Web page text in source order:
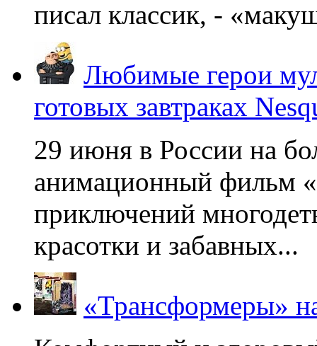
писал классик, -
Любимые герои
готовых завтраках
29 июня в России на
анимационный фильм
приключений
красотки и забавных...
«Трансформеры»